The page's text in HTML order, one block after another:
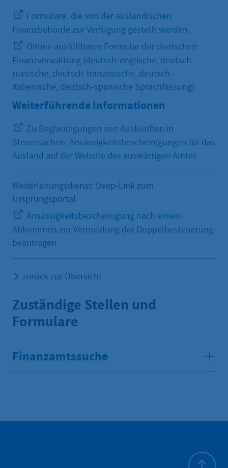
Formulare, die von der ausländischen
Finanzbehörde zur Verfügung gestellt werden.
Online ausfüllbares Formular der deutschen
Finanzverwaltung (deutsch-englische, deutsch-
russische, deutsch-französische, deutsch-
italienische, deutsch-spanische Sprachfassung)
Weiterführende Informationen
Zu Beglaubigungen von Auskünften in
Steuersachen, Ansässigkeitsbescheinigungen für das
Ausland auf der Website des auswärtigen Amtes
Weiterleitungsdienst: Deep-Link zum
Ursprungsportal
Ansässigkeitsbescheinigung nach einem
Abkommen zur Vermeidung der Doppelbesteuerung
beantragen
zurück zur Übersicht
Zuständige Stellen und
Formulare
Finanzamtssuche